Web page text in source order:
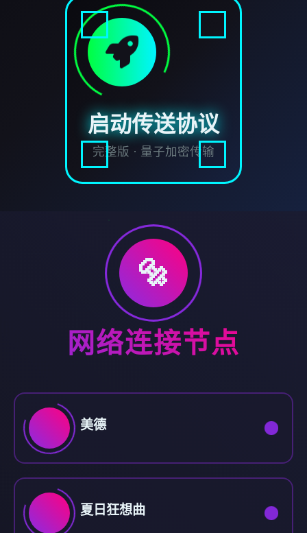
启动传送协议
完整版 · 量子加密传输
🔩
网络连接节点
美德
夏日狂想曲